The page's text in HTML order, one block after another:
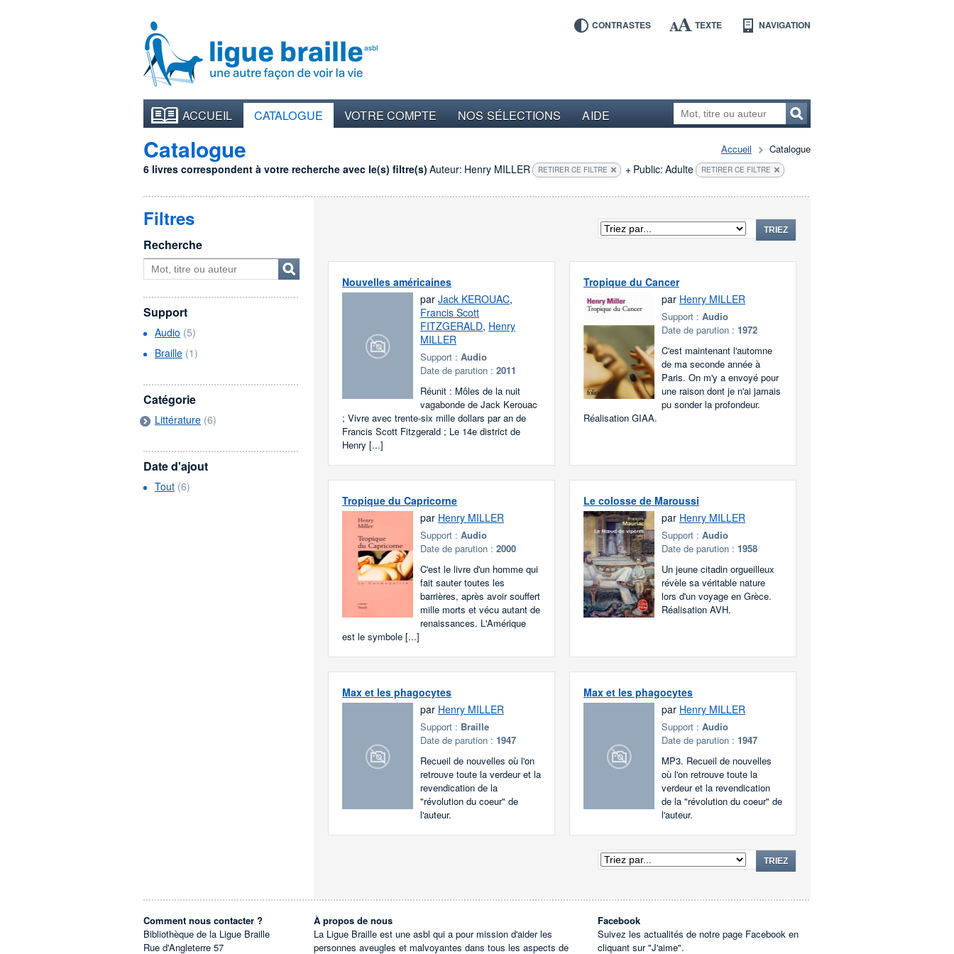
CONTRASTES TEXTE NAVIGATION
ACCUEIL CATALOGUE VOTRE COMPTE NOS SÉLECTIONS AIDE
Accueil Catalogue
Catalogue
6 livres correspondent à votre recherche avec le(s) filtre(s) Auteur: Henry MILLER RETIRER CE FILTRE + Public: Adulte RETIRER CE FILTRE
TRIEZ
Nouvelles américaines
parJack KEROUAC,
Francis Scott
FITZGERALD, Henry
MILLER
Support :Audio
Date de parution :2011
Réunit : Môles de la nuit
vagabonde de Jack Kerouac
; Vivre avec trente-six mille dollars par an de
Francis Scott Fitzgerald ; Le 14e district de
Henry [...]
Tropique du Cancer
par Henry MILLER
Support : Audio
Date de parution : 1972
C'est maintenant l'automne
de ma seconde année à
Paris. On m'y a envoyé pour
une raison dont je n'ai jamais
pu sonder la profondeur.
Réalisation GIAA.
Tropique du Capricorne
par Henry MILLER
Support :Audio
Date de parution :2000
C'est le livre d'un homme qui
fait sauter toutes les
barrières, après avoir souffert
mille morts et vécu autant de
renaissances. L'Amérique
est le symbole [...]
Le colosse de Maroussi
par Henry MILLER
Support : Audio
Date de parution : 1958
Un jeune citadin orgueilleux
révèle sa véritable nature
lors d'un voyage en Grèce.
Réalisation AVH.
Max et les phagocytes
par Henry MILLER
Support : Braille
Date de parution : 1947
Recueil de nouvelles où l'on
retrouve toute la verdeur et la
revendication de la
"révolution du coeur" de
l'auteur.
Max et les phagocytes
par Henry MILLER
Support : Audio
Date de parution : 1947
MP3. Recueil de nouvelles
où l'on retrouve toute la
verdeur et la revendication
de la "révolution du coeur" de
l'auteur.
TRIEZ
Filtres
Recherche
Support
Audio (5)
Braille (1)
Catégorie
Littérature (6)
Date d'ajout
Tout (6)
Comment nous contacter ?
Bibliothèque de la Ligue Braille
Rue d'Angleterre 57
À propos de nous
La Ligue Braille est une asbl qui a pour mission d'aider les
personnes aveugles et malvoyantes dans tous les aspects de
Facebook
Suivez les actualités de notre page Facebook en
cliquant sur "J'aime".